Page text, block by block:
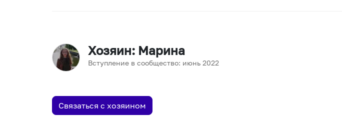
Хозяин: Марина
Вступление в сообщество: июнь 2022
Связаться с хозяином